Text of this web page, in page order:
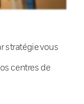
stratégie vous
centres de